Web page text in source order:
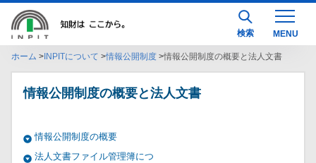
検索
ホーム INPITについて 情報公開制度 情報公開制度の概要と法人文書
情報公開制度の概要と法人文書
情報公開制度の概要
法人文書ファイル管理簿につ